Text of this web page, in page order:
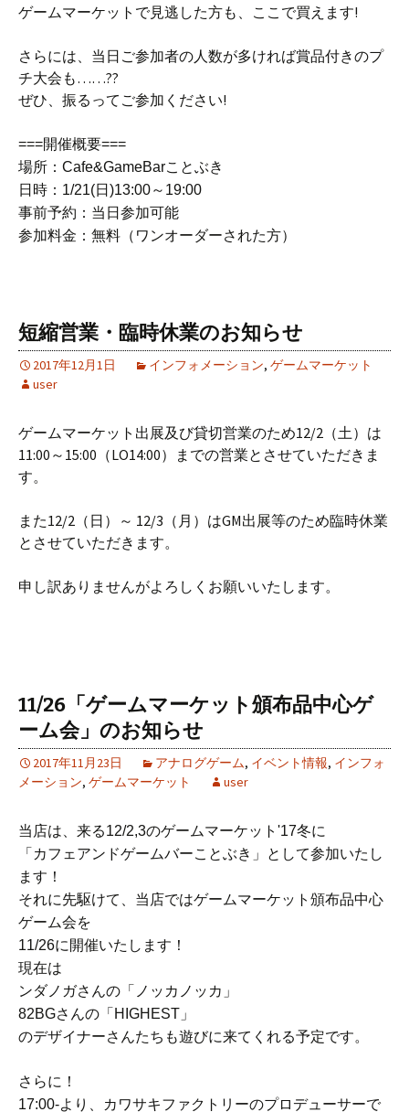
ゲームマーケットで見逃した方も、ここで買えます!
さらには、当日ご参加者の人数が多ければ賞品付きのプ
チ大会も……??
ぜひ、振るってご参加ください!
===開催概要===
場所：Cafe&GameBarことぶき
日時：1/21(日)13:00～19:00
事前予約：当日参加可能
参加料金：無料（ワンオーダーされた方）
短縮営業・臨時休業のお知らせ
2017年12月1日 インフォメーション, ゲームマーケット
user
ゲームマーケット出展及び貸切営業のため12/2（土）は
11:00～15:00（LO14:00）までの営業とさせていただきま
す。
また12/2（日）～ 12/3（月）はGM出展等のため臨時休業
とさせていただきます。
申し訳ありませんがよろしくお願いいたします。
11/26「ゲームマーケット頒布品中心ゲ
ーム会」のお知らせ
2017年11月23日 アナログゲーム, イベント情報, インフォ
メーション, ゲームマーケット user
当店は、来る12/2,3のゲームマーケット'17冬に
「カフェアンドゲームバーことぶき」として参加いたし
ます！
それに先駆けて、当店ではゲームマーケット頒布品中心
ゲーム会を
11/26に開催いたします！
現在は
ンダノガさんの「ノッカノッカ」
82BGさんの「HIGHEST」
のデザイナーさんたちも遊びに来てくれる予定です。
さらに！
17:00-より、カワサキファクトリーのプロデューサーで